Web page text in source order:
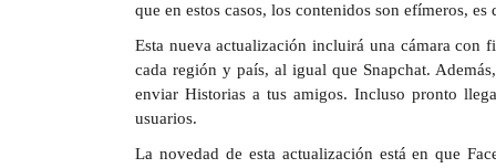
que en estos casos, los contenidos son efímeros, es
Esta nueva actualización incluirá una cámara con
cada región y país, al igual que Snapchat.
enviar Historias a tus amigos. Incluso pronto
usuarios.
La novedad de esta actualización está en que